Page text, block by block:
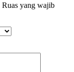
Ruas yang wajib